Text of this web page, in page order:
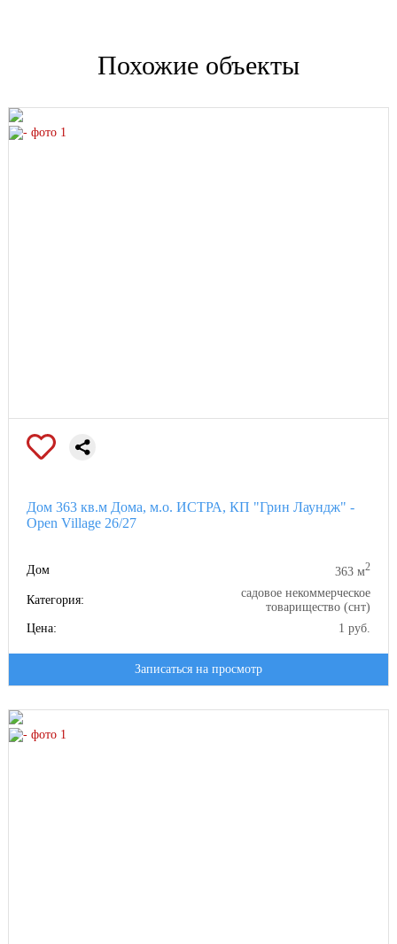
Похожие объекты
Дом 363 кв.м Дома, м.о. ИСТРА, КП "Грин Лаундж" -
Open Village 26/27
Дом 363 м2
Категория:
садовое некоммерческое
товарищество (снт)
Цена:
1 руб.
Записаться на просмотр